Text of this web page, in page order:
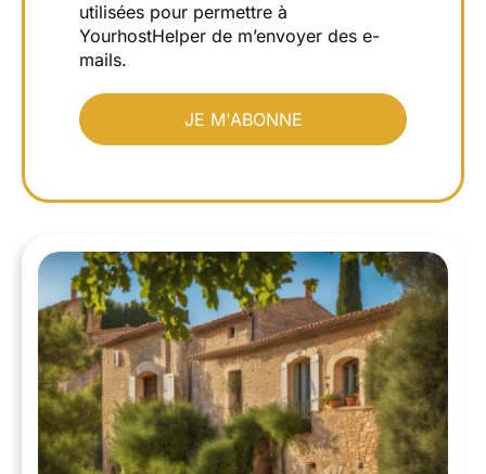
utilisées pour permettre à
YourhostHelper de m’envoyer des e-
mails.